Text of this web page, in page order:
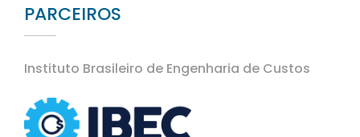
PARCEIROS
Instituto Brasileiro de Engenharia de Custos